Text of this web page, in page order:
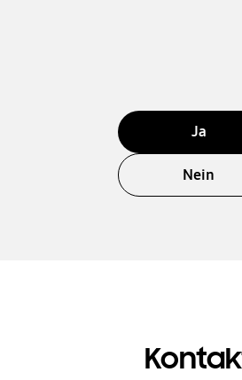
Ja
Nein